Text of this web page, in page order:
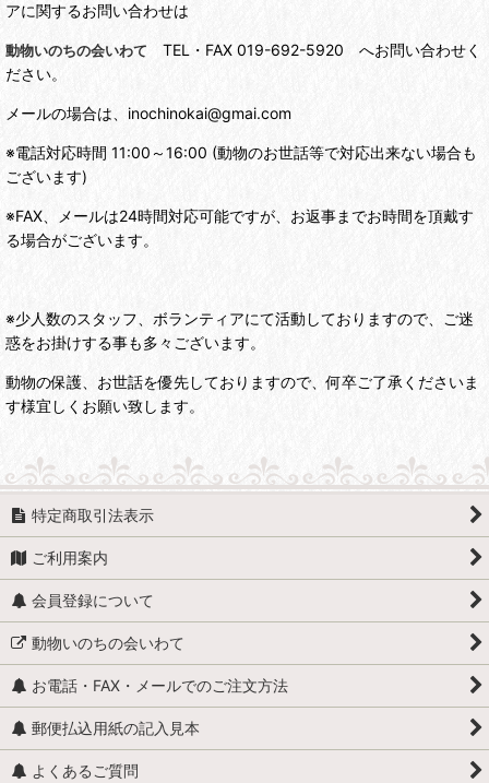
アに関するお問い合わせは
動物いのちの会いわて TEL・FAX 019-692-5920 へお問い合わせく
ださい。
メールの場合は、inochinokai@gmai.com
※電話対応時間 11:00～16:00 (動物のお世話等で対応出来ない場合も
ございます)
※FAX、メールは24時間対応可能ですが、お返事までお時間を頂戴す
る場合がございます。
※少人数のスタッフ、ボランティアにて活動しておりますので、ご迷
惑をお掛けする事も多々ございます。
動物の保護、お世話を優先しておりますので、何卒ご了承くださいま
す様宜しくお願い致します。
特定商取引法表示
ご利用案内
会員登録について
動物いのちの会いわて
お電話・FAX・メールでのご注文方法
郵便払込用紙の記入見本
よくあるご質問